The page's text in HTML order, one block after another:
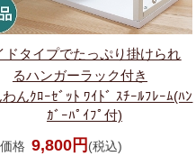
ドタイプでたっぷり掛けられ
るハンガーラック付き
んｸﾛｰｾﾞｯﾄ ﾜｲﾄﾞ ｽﾁｰﾙﾌﾚｰﾑ(ﾊﾝ
ｶﾞｰﾊﾟｲﾌﾟ付)
格 9,800円 (税込)